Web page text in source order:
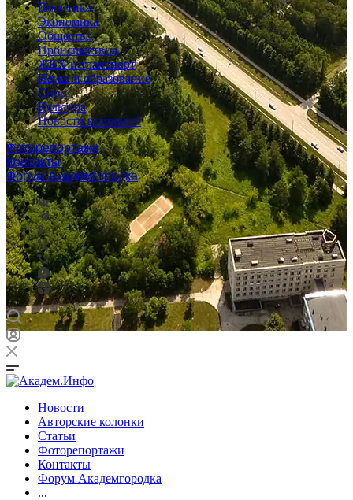
Политика
Экономика
Общество
Происшествия
ЖКХ и транспорт
Наука и образование
Спорт
Культура
Новости компаний
Фоторепортажи
Контакты
Форум Академгородка
Новости
Авторские колонки
Статьи
Фоторепортажи
Контакты
Форум Академгородка
...